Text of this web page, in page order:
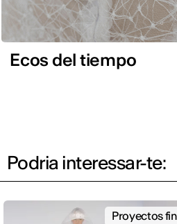
Ecos del tiempo
Podria interessar-te:
Proyectos